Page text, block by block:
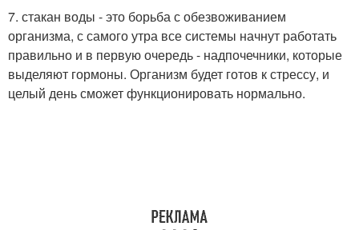
7. стакан воды - это борьба с обезвоживанием
организма, с самого утра все системы начнут работать
правильно и в первую очередь - надпочечники, которые
выделяют гормоны. Организм будет готов к стрессу, и
целый день сможет функционировать нормально.